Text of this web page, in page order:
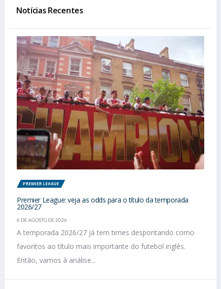
Notícias Recentes
PREMIER LEAGUE
Premier League: veja as odds para o título da temporada
2026/27
6 DE AGOSTO DE 2026
A temporada 2026/27 já tem times despontando como
favoritos ao título mais importante do futebol inglês.
Então, vamos à análise...